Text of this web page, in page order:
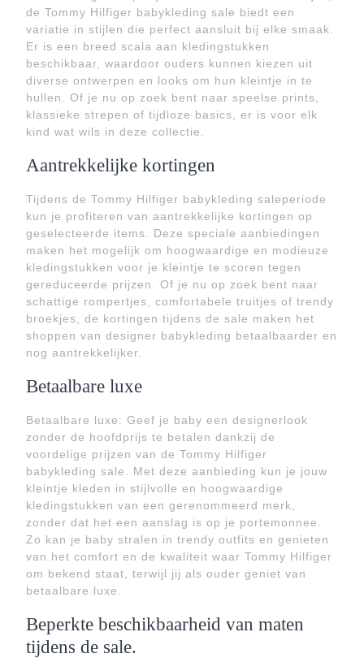
de Tommy Hilfiger babykleding sale biedt een
variatie in stijlen die perfect aansluit bij elke smaak.
Er is een breed scala aan kledingstukken
beschikbaar, waardoor ouders kunnen kiezen uit
diverse ontwerpen en looks om hun kleintje in te
hullen. Of je nu op zoek bent naar speelse prints,
klassieke strepen of tijdloze basics, er is voor elk
kind wat wils in deze collectie.
Aantrekkelijke kortingen
Tijdens de Tommy Hilfiger babykleding saleperiode
kun je profiteren van aantrekkelijke kortingen op
geselecteerde items. Deze speciale aanbiedingen
maken het mogelijk om hoogwaardige en modieuze
kledingstukken voor je kleintje te scoren tegen
gereduceerde prijzen. Of je nu op zoek bent naar
schattige rompertjes, comfortabele truitjes of trendy
broekjes, de kortingen tijdens de sale maken het
shoppen van designer babykleding betaalbaarder en
nog aantrekkelijker.
Betaalbare luxe
Betaalbare luxe: Geef je baby een designerlook
zonder de hoofdprijs te betalen dankzij de
voordelige prijzen van de Tommy Hilfiger
babykleding sale. Met deze aanbieding kun je jouw
kleintje kleden in stijlvolle en hoogwaardige
kledingstukken van een gerenommeerd merk,
zonder dat het een aanslag is op je portemonnee.
Zo kan je baby stralen in trendy outfits en genieten
van het comfort en de kwaliteit waar Tommy Hilfiger
om bekend staat, terwijl jij als ouder geniet van
betaalbare luxe.
Beperkte beschikbaarheid van maten
tijdens de sale.